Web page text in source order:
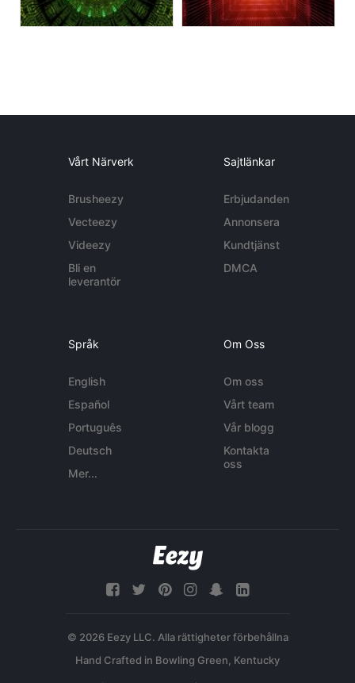
Vårt Närverk
Brusheezy
Vecteezy
Videezy
Bli en
leverantör
Sajtlänkar
Erbjudanden
Annonsera
Kundtjänst
DMCA
Språk
English
Español
Português
Deutsch
Mer...
Om Oss
Om oss
Vårt team
Vår blogg
Kontakta
oss
© 2026 Eezy LLC. Alla rättigheter förbehållna